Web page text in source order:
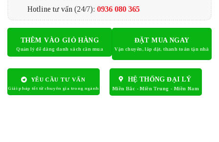
Hotline tư vấn (24/7): 0936 080 365
THÊM VÀO GIỎ HÀNG ĐẶT MUA NGAY
YÊU CẦU TƯ VẤN HỆ THỐNG ĐẠI LÝ